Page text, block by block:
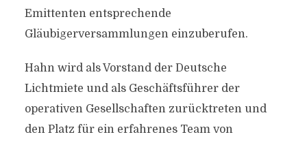
Emittenten entsprechende
Gläubigerversammlungen einzuberufen.
Hahn wird als Vorstand der Deutsche
Lichtmiete und als Geschäftsführer der
operativen Gesellschaften zurücktreten und
den Platz für ein erfahrenes Team von